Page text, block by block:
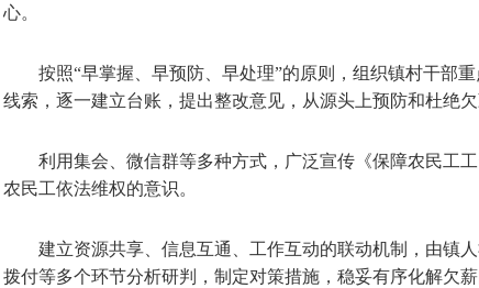
心。
按照“早掌握、早预防、早处理”的原则，组织镇村干部
线索，逐一建立台账，提出整改意见，从源头上预防和杜绝欠
利用集会、微信群等多种方式，广泛宣传《保障农民工
农民工依法维权的意识。
建立资源共享、信息互通、工作互动的联动机制，由镇
拨付等多个环节分析研判，制定对策措施，稳妥有序化解欠薪